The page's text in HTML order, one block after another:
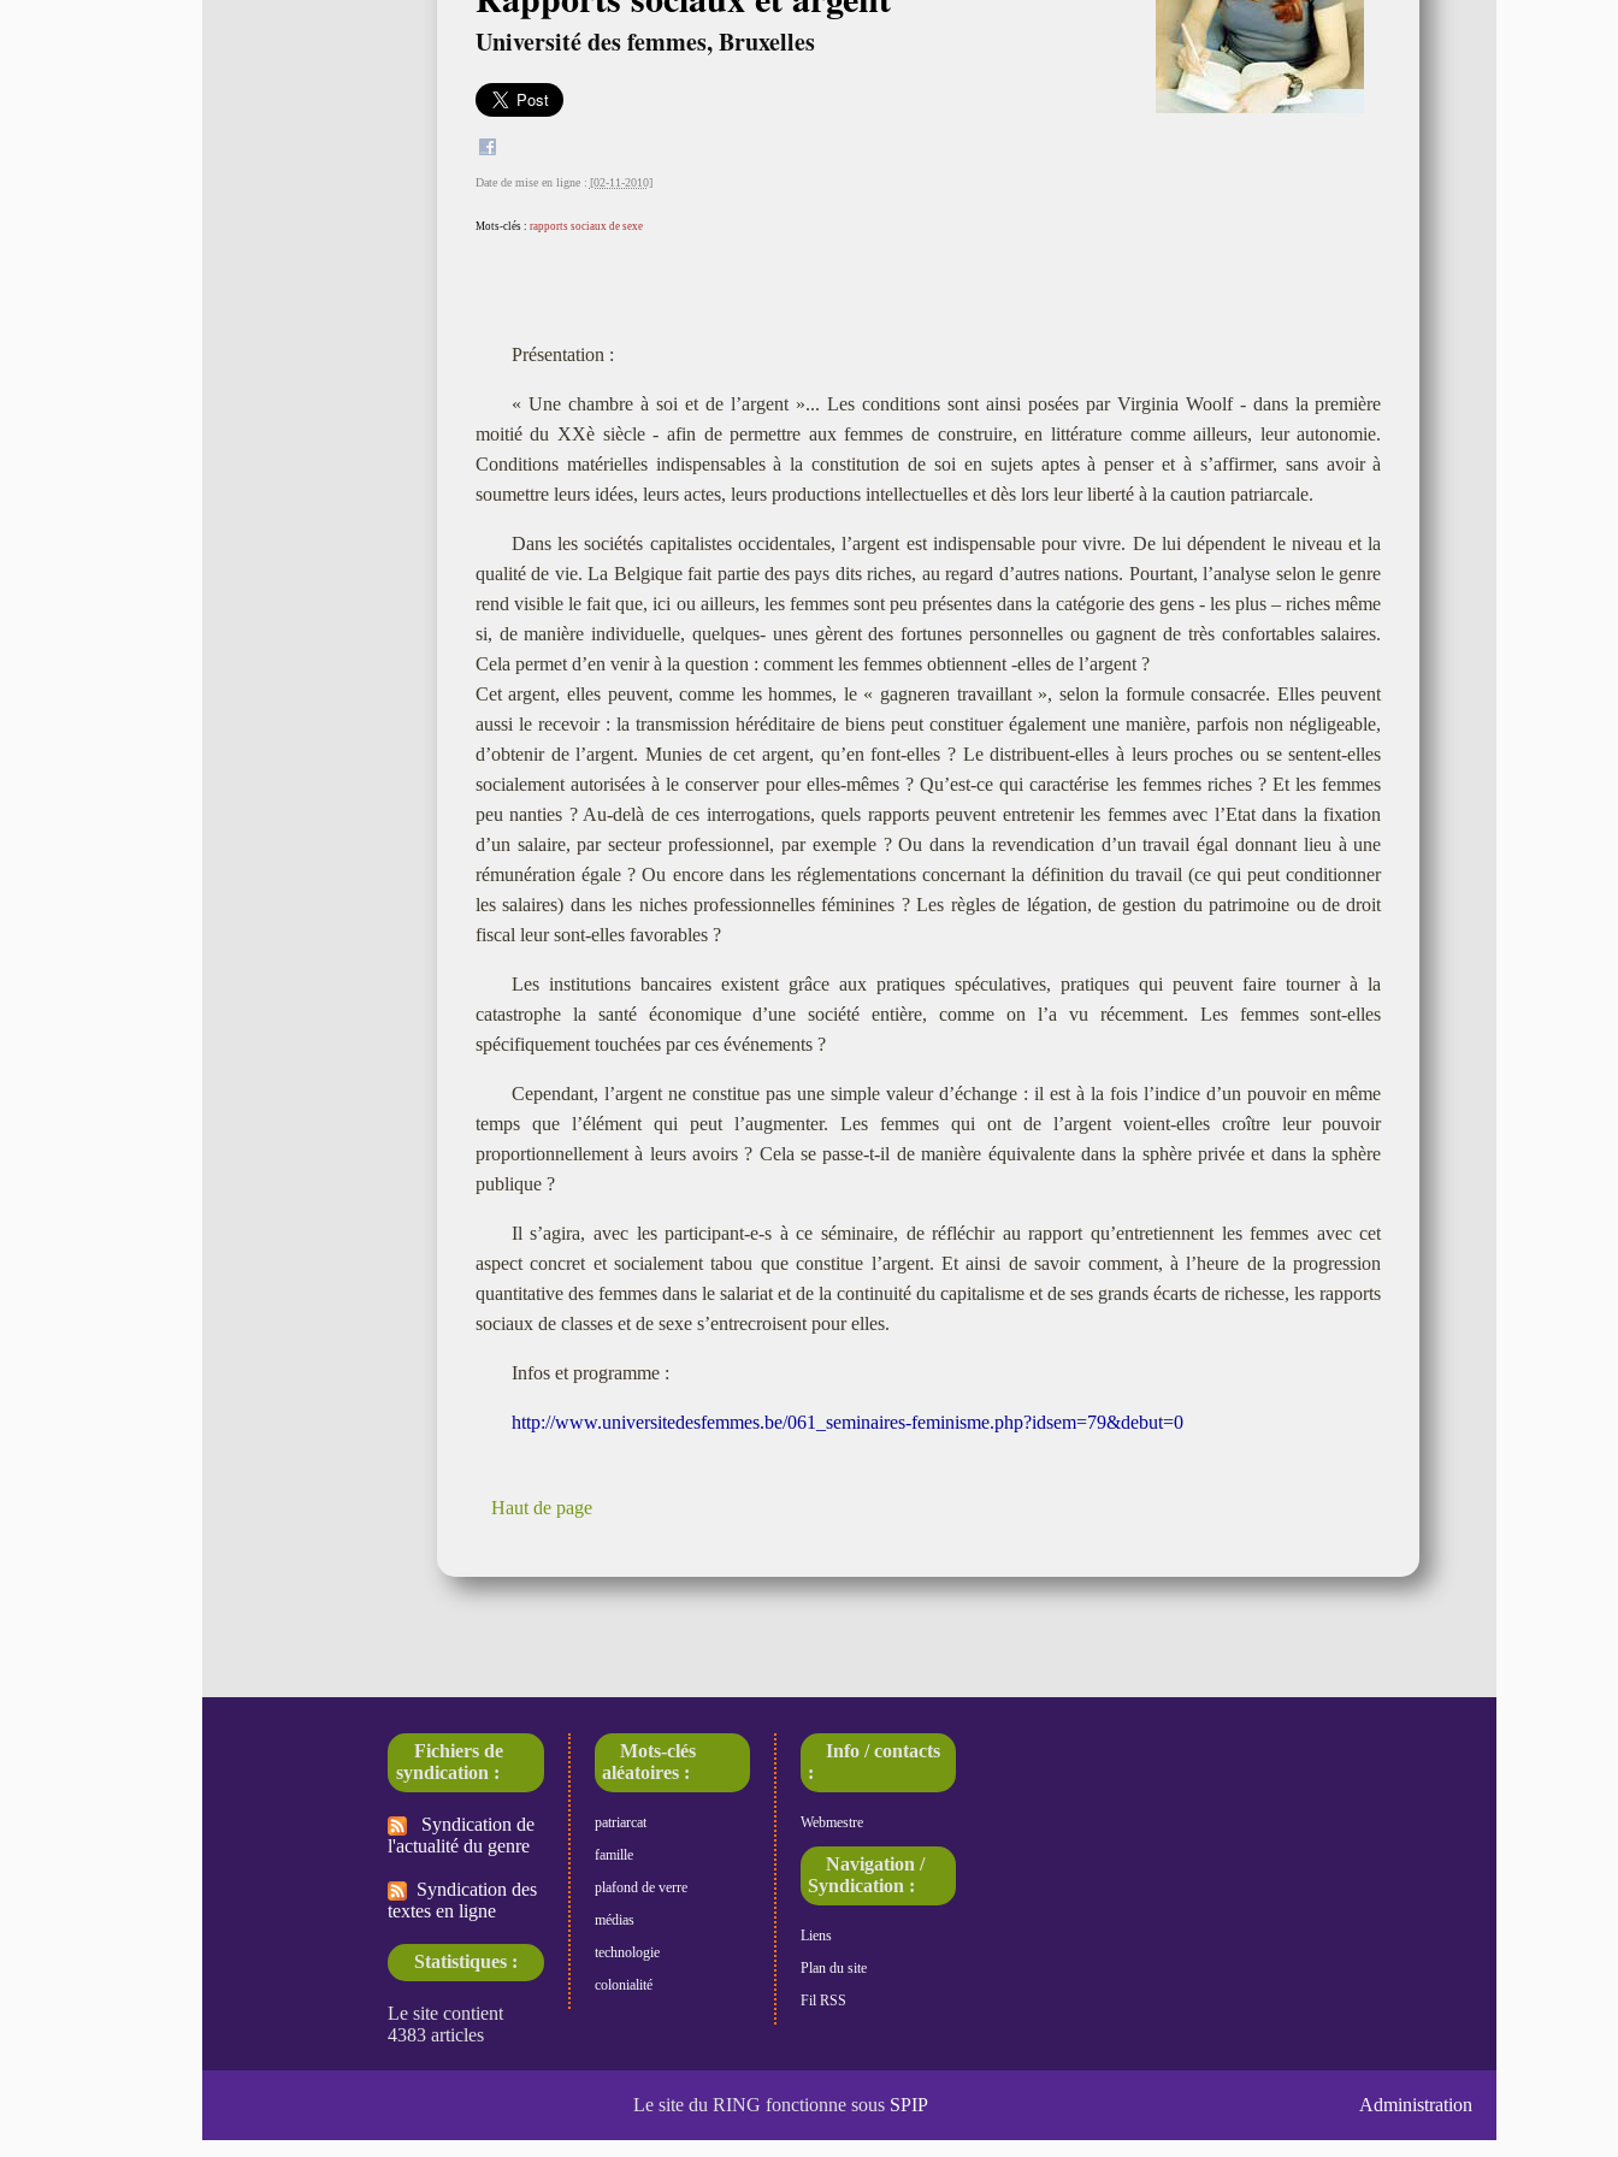
Université des femmes, Bruxelles
Date de mise en ligne : [02-11-2010]
Mots-clés : rapports sociaux de sexe
Présentation :
« Une chambre à soi et de l’argent »... Les conditions sont ainsi posées par Virginia Woolf - dans la première
moitié du XXè siècle - afin de permettre aux femmes de construire, en littérature comme ailleurs, leur autonomie.
Conditions matérielles indispensables à la constitution de soi en sujets aptes à penser et à s’affirmer, sans avoir à
soumettre leurs idées, leurs actes, leurs productions intellectuelles et dès lors leur liberté à la caution patriarcale.
Dans les sociétés capitalistes occidentales, l’argent est indispensable pour vivre. De lui dépendent le niveau et la
qualité de vie. La Belgique fait partie des pays dits riches, au regard d’autres nations. Pourtant, l’analyse selon le genre
rend visible le fait que, ici ou ailleurs, les femmes sont peu présentes dans la catégorie des gens - les plus – riches même
si, de manière individuelle, quelques- unes gèrent des fortunes personnelles ou gagnent de très confortables salaires.
Cela permet d’en venir à la question : comment les femmes obtiennent -elles de l’argent ?
Cet argent, elles peuvent, comme les hommes, le « gagneren travaillant », selon la formule consacrée. Elles peuvent
aussi le recevoir : la transmission héréditaire de biens peut constituer également une manière, parfois non négligeable,
d’obtenir de l’argent. Munies de cet argent, qu’en font-elles ? Le distribuent-elles à leurs proches ou se sentent-elles
socialement autorisées à le conserver pour elles-mêmes ? Qu’est-ce qui caractérise les femmes riches ? Et les femmes
peu nanties ? Au-delà de ces interrogations, quels rapports peuvent entretenir les femmes avec l’Etat dans la fixation
d’un salaire, par secteur professionnel, par exemple ? Ou dans la revendication d’un travail égal donnant lieu à une
rémunération égale ? Ou encore dans les réglementations concernant la définition du travail (ce qui peut conditionner
les salaires) dans les niches professionnelles féminines ? Les règles de légation, de gestion du patrimoine ou de droit
fiscal leur sont-elles favorables ?
Les institutions bancaires existent grâce aux pratiques spéculatives, pratiques qui peuvent faire tourner à la
catastrophe la santé économique d’une société entière, comme on l’a vu récemment. Les femmes sont-elles
spécifiquement touchées par ces événements ?
Cependant, l’argent ne constitue pas une simple valeur d’échange : il est à la fois l’indice d’un pouvoir en même
temps que l’élément qui peut l’augmenter. Les femmes qui ont de l’argent voient-elles croître leur pouvoir
proportionnellement à leurs avoirs ? Cela se passe-t-il de manière équivalente dans la sphère privée et dans la sphère
publique ?
Il s’agira, avec les participant-e-s à ce séminaire, de réfléchir au rapport qu’entretiennent les femmes avec cet
aspect concret et socialement tabou que constitue l’argent. Et ainsi de savoir comment, à l’heure de la progression
quantitative des femmes dans le salariat et de la continuité du capitalisme et de ses grands écarts de richesse, les rapports
sociaux de classes et de sexe s’entrecroisent pour elles.
Infos et programme :
http://www.universitedesfemmes.be/061_seminaires-feminisme.php?idsem=79&debut=0
Haut de page
Fichiers de
syndication :
Syndication de
l'actualité du genre
Syndication des
textes en ligne
Statistiques :
Mots-clés
aléatoires :
patriarcat
famille
plafond de verre
médias
technologie
colonialité
Info / contacts
:
Webmestre
Navigation /
Syndication :
Liens
Plan du site
Fil RSS
Le site du RING fonctionne sous SPIP Administration